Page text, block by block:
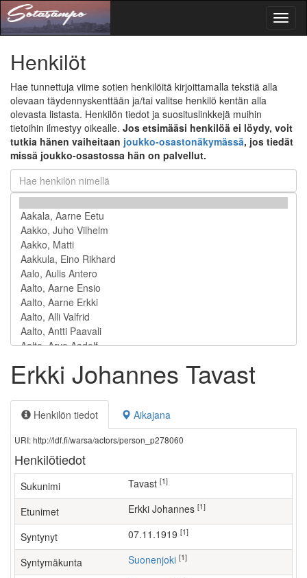
Henkilöt
Hae tunnettuja viime sotien henkilöitä kirjoittamalla tekstiä alla
olevaan täydennyskenttään ja/tai valitse henkilö kentän alla
olevasta listasta. Henkilön tiedot ja suosituslinkkejä muihin
tietoihin ilmestyy oikealle. Jos etsimääsi henkilöä ei löydy, voit
tutkia hänen vaiheitaan joukko-osastonäkymässä, jos tiedät
missä joukko-osastossa hän on palvellut.
Erkki Johannes Tavast
Henkilön tiedot Aikajana
URI: http://ldf.fi/warsa/actors/person_p278060
Henkilötiedot
Sukunimi Tavast [1]
Etunimet Erkki Johannes [1]
Syntynyt 07.11.1919 [1]
Syntymäkunta Suonenjoki [1]